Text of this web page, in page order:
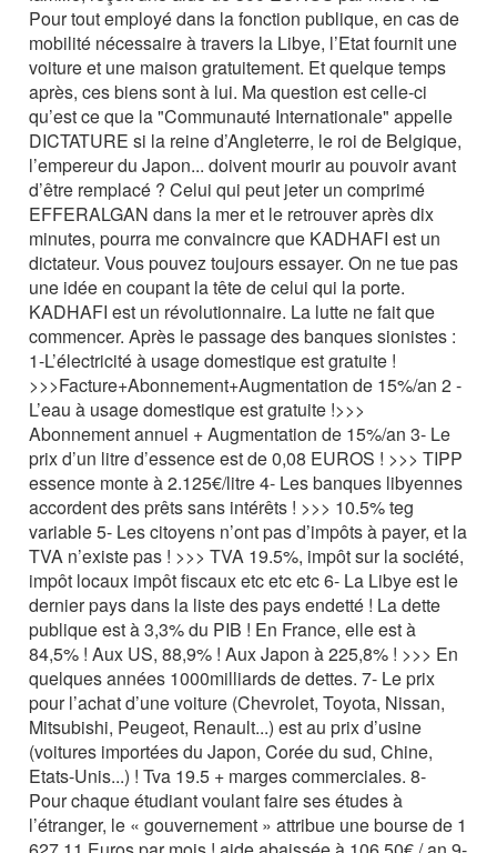
Pour tout employé dans la fonction publique, en cas de
mobilité nécessaire à travers la Libye, l’Etat fournit une
voiture et une maison gratuitement. Et quelque temps
après, ces biens sont à lui. Ma question est celle-ci
qu’est ce que la "Communauté Internationale" appelle
DICTATURE si la reine d’Angleterre, le roi de Belgique,
l’empereur du Japon... doivent mourir au pouvoir avant
d’être remplacé ? Celui qui peut jeter un comprimé
EFFERALGAN dans la mer et le retrouver après dix
minutes, pourra me convaincre que KADHAFI est un
dictateur. Vous pouvez toujours essayer. On ne tue pas
une idée en coupant la tête de celui qui la porte.
KADHAFI est un révolutionnaire. La lutte ne fait que
commencer. Après le passage des banques sionistes :
1-L’électricité à usage domestique est gratuite !
>>>Facture+Abonnement+Augmentation de 15%/an 2 -
L’eau à usage domestique est gratuite !>>>
Abonnement annuel + Augmentation de 15%/an 3- Le
prix d’un litre d’essence est de 0,08 EUROS ! >>> TIPP
essence monte à 2.125€/litre 4- Les banques libyennes
accordent des prêts sans intérêts ! >>> 10.5% teg
variable 5- Les citoyens n’ont pas d’impôts à payer, et la
TVA n’existe pas ! >>> TVA 19.5%, impôt sur la société,
impôt locaux impôt fiscaux etc etc etc 6- La Libye est le
dernier pays dans la liste des pays endetté ! La dette
publique est à 3,3% du PIB ! En France, elle est à
84,5% ! Aux US, 88,9% ! Aux Japon à 225,8% ! >>> En
quelques années 1000milliards de dettes. 7- Le prix
pour l’achat d’une voiture (Chevrolet, Toyota, Nissan,
Mitsubishi, Peugeot, Renault...) est au prix d’usine
(voitures importées du Japon, Corée du sud, Chine,
Etats-Unis...) ! Tva 19.5 + marges commerciales. 8-
Pour chaque étudiant voulant faire ses études à
l’étranger, le « gouvernement » attribue une bourse de 1